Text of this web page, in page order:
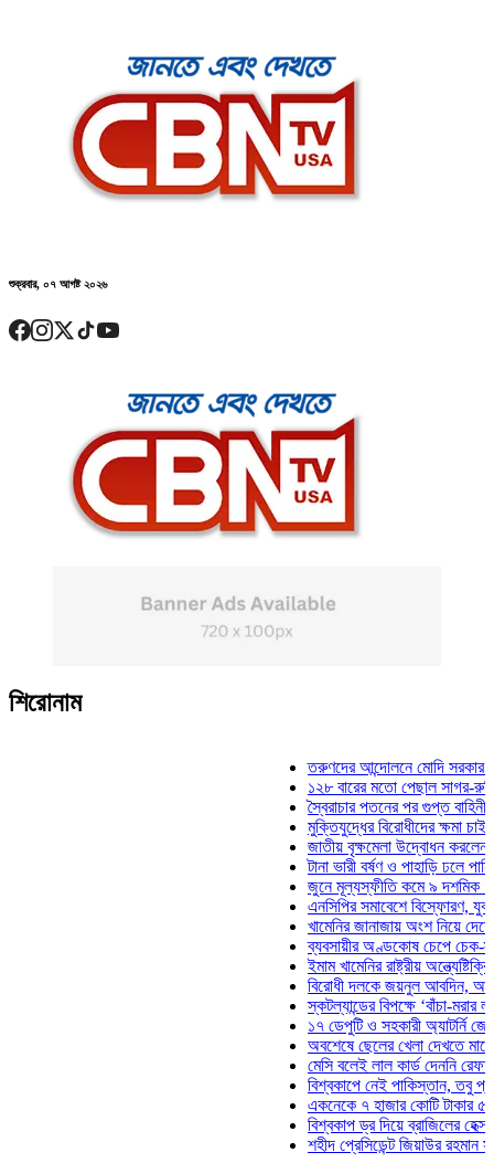
শুক্রবার, ০৭ আগষ্ট ২০২৬
শিরোনাম
তরুণদের আন্দোলনে মোদি সরকার দুর্বল
১২৮ বারের মতো পেছাল সাগর-রুনি হত্যা
স্বৈরাচার পতনের পর গুপ্ত বাহিনীর
মুক্তিযুদ্ধের বিরোধীদের ক্ষমা চাইতে
জাতীয় বৃক্ষমেলা উদ্বোধন করলেন
টানা ভারী বর্ষণ ও পাহাড়ি ঢলে পানিবন্দি
জুনে মূল্যস্ফীতি কমে ৯ দশমিক ১৬
এনসিপির সমাবেশে বিস্ফোরণ, যুবলীগের
খামেনির জানাজায় অংশ নিয়ে দেশে
ব্যবসায়ীর অণ্ডকোষ চেপে চেক-স্ট্যাম্পে
ইমাম খামেনির রাষ্ট্রীয় অন্ত্যেষ্টিক্রিয়ায়
বিরোধী দলকে জয়নুল আবদিন, আপনারা
স্কটল্যান্ডের বিপক্ষে ‘বাঁচা-মরার
১৭ ডেপুটি ও সহকারী অ্যাটর্নি
অবশেষে ছেলের খেলা দেখতে মাঠে
মেসি বলেই লাল কার্ড দেননি রেফারি!
বিশ্বকাপে নেই পাকিস্তান, তবু প্রতিটি
একনেকে ৭ হাজার কোটি টাকার ৫
বিশ্বকাপ ড্র দিয়ে ব্রাজিলের হেক্সা মিশন
শহীদ প্রেসিডেন্ট জিয়াউর রহমান